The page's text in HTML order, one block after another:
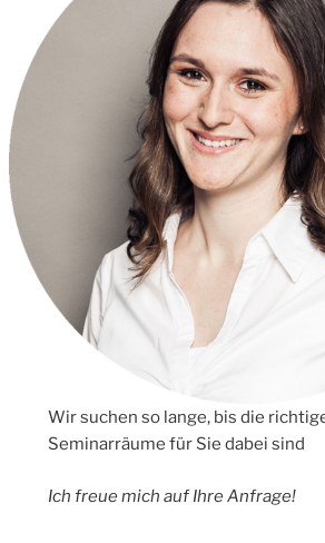
Wir suchen so lange, bis die
Seminarräume für Sie dabei sind
Ich freue mich auf Ihre Anfrage!